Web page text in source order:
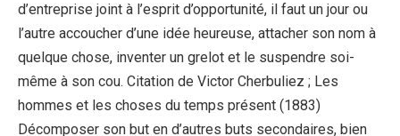
d’entreprise joint à l’esprit d’opportunité, il faut un jour ou
l’autre accoucher d’une idée heureuse, attacher son nom à
quelque chose, inventer un grelot et le suspendre soi-
même à son cou. Citation de Victor Cherbuliez ; Les
hommes et les choses du temps présent (1883)
Décomposer son but en d’autres buts secondaires, bien